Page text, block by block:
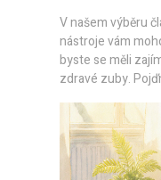
V našem výběru
nástroje vám
byste se měli
zdravé zuby.